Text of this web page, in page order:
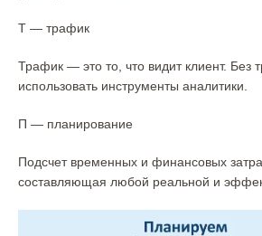
Т — трафик
Трафик — это то, что видит клиент. Без
использовать инструменты аналитики.
П — планирование
Подсчет временных и финансовых
составляющая любой реальной и